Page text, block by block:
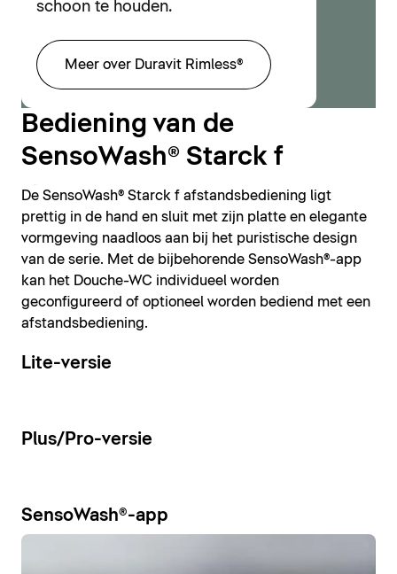
schoon te houden.
Meer over Duravit Rimless®
Bediening van de
SensoWash® Starck f
Loading...
De SensoWash® Starck f afstandsbediening ligt
prettig in de hand en sluit met zijn platte en elegante
vormgeving naadloos aan bij het puristische design
van de serie. Met de bijbehorende SensoWash®-app
kan het Douche-WC individueel worden
geconfigureerd of optioneel worden bediend met een
afstandsbediening.
Lite-versie
Plus/Pro-versie
SensoWash®-app